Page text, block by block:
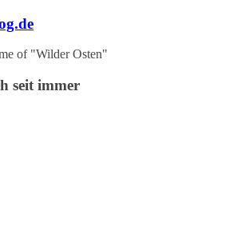
of "Wilder Osten"
seit immer